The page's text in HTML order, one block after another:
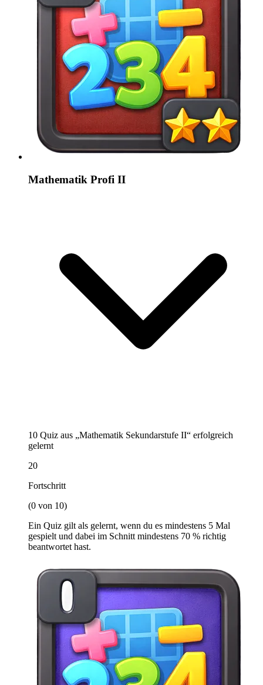
Mathematik Profi II
10 Quiz aus „Mathematik Sekundarstufe II“ erfolgreich
gelernt
20
Fortschritt
(0 von 10)
Ein Quiz gilt als gelernt, wenn du es mindestens 5 Mal
gespielt und dabei im Schnitt mindestens 70 % richtig
beantwortet hast.